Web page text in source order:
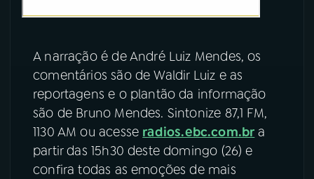
A narração é de André Luiz Mendes, os
comentários são de Waldir Luiz e as
reportagens e o plantão da informação
são de Bruno Mendes. Sintonize 87,1 FM,
1130 AM ou acesse radios.ebc.com.br a
partir das 15h30 deste domingo (26) e
confira todas as emoções de mais